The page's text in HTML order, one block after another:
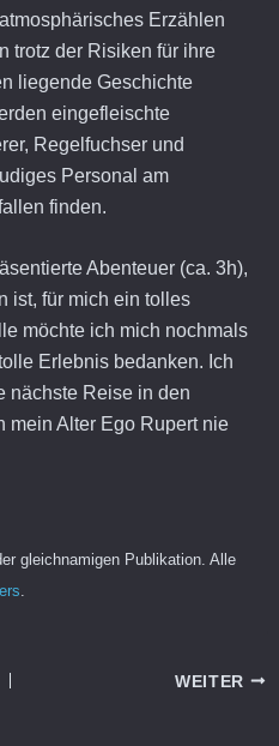
Erzählen
trotz der Risiken für ihre
liegende Geschichte
eingefleischte
Regelfuchser und
Personal am
finden.
Abenteuer (ca. 3h),
ist, für mich ein tolles
möchte ich mich nochmals
Erlebnis bedanken. Ich
nächste Reise in den
mein Alter Ego Rupert nie
gleichnamigen Publikation. Alle
.
WEITER